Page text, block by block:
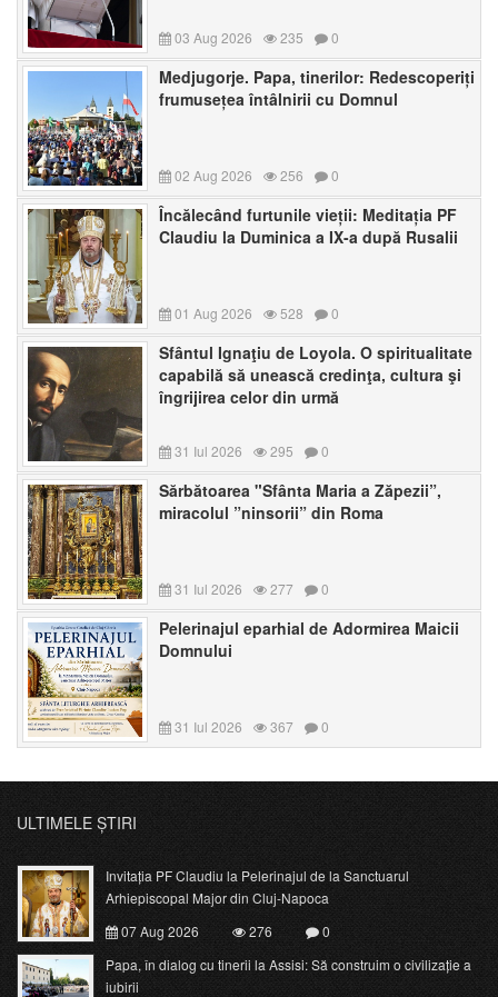
03 Aug 2026 235 0
Medjugorje. Papa, tinerilor: Redescoperiți
frumusețea întâlnirii cu Domnul
02 Aug 2026 256 0
Încălecând furtunile vieții: Meditația PF
Claudiu la Duminica a IX-a după Rusalii
01 Aug 2026 528 0
Sfântul Ignaţiu de Loyola. O spiritualitate
capabilă să unească credinţa, cultura şi
îngrijirea celor din urmă
31 Iul 2026 295 0
Sărbătoarea "Sfânta Maria a Zăpezii”,
miracolul ”ninsorii” din Roma
31 Iul 2026 277 0
Pelerinajul eparhial de Adormirea Maicii
Domnului
31 Iul 2026 367 0
ULTIMELE ȘTIRI
Invitația PF Claudiu la Pelerinajul de la Sanctuarul
Arhiepiscopal Major din Cluj-Napoca
07 Aug 2026
276
0
Papa, în dialog cu tinerii la Assisi: Să construim o civilizație a
iubirii